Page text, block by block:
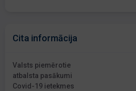
Cita informācija
Valsts piemērotie
atbalsta pasākumi
Covid-19 ietekmes